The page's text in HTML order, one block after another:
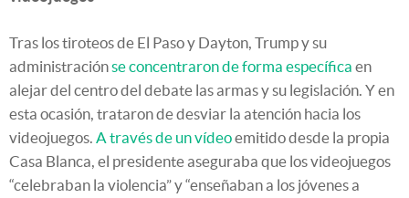
Tras los tiroteos de El Paso y Dayton, Trump y su
administraciónse concentraron de forma específica en
alejar del centro del debate las armas y su legislación. Y en
esta ocasión, trataron de desviar la atención hacia los
videojuegos. A través de un vídeoemitido desde la propia
Casa Blanca, el presidente aseguraba que los videojuegos
“celebraban la violencia” y “enseñaban a los jóvenes a